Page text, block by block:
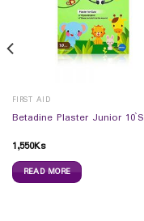
FIRST AID
Betadine Plaster Junior 10`S
1,550Ks
READ MORE